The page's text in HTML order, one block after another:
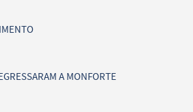
A MONFORTE